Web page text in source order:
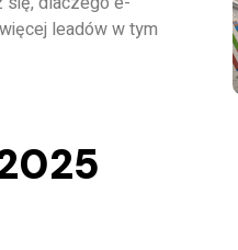
leadów w tym